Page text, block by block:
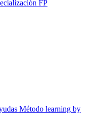
FP
Método learning by